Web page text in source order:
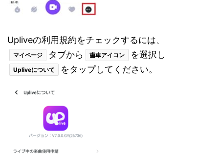
Upliveの利用規約をチェックするには、
マイページ タブから 歯車アイコン を選択し
Upliveについて をタップしてください。